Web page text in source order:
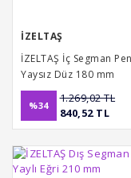
İZELTAŞ
İZELTAŞ İç Segman
Yaysız Düz 180 mm
%34
1.269,02 TL
840,52 TL